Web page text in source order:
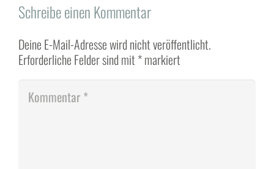
Schreibe einen Kommentar
Deine E-Mail-Adresse wird nicht veröffentlicht.
Erforderliche Felder sind mit *markiert